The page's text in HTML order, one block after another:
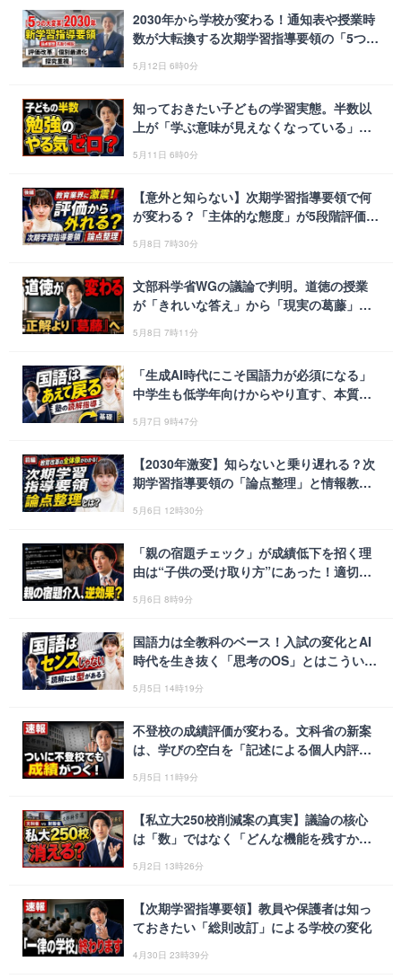
2030年から学校が変わる！通知表や授業時
数が大転換する次期学習指導要領の「5つの
5月12日 6時0分
知っておきたい子どもの学習実態。半数以
上が「学ぶ意味が見えなくなっている」と
5月11日 6時0分
【意外と知らない】次期学習指導要領で何
が変わる？「主体的な態度」が5段階評価か
5月8日 7時30分
文部科学省WGの議論で判明。道徳の授業
が「きれいな答え」から「現実の葛藤」を
5月8日 7時11分
「生成AI時代にこそ国語力が必須になる」
中学生も低学年向けからやり直す、本質的
5月7日 9時47分
【2030年激変】知らないと乗り遅れる？次
期学習指導要領の「論点整理」と情報教育
5月6日 12時30分
「親の宿題チェック」が成績低下を招く理
由は“子供の受け取り方”にあった！適切な
5月6日 8時9分
国語力は全教科のベース！入試の変化とAI
時代を生き抜く「思考のOS」とはこういう
5月5日 14時19分
不登校の成績評価が変わる。文科省の新案
は、学びの空白を「記述による個人内評
5月5日 11時9分
【私立大250校削減案の真実】議論の核心
は「数」ではなく「どんな機能を残すか」
5月2日 13時26分
【次期学習指導要領】教員や保護者は知っ
ておきたい「総則改訂」による学校の変化
4月30日 23時39分